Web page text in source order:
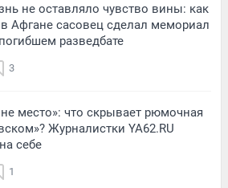
не оставляло чувство вины: как
Афгане сасовец сделал мемориал
разведбате
3
место»: что скрывает рюмочная
Журналистки YA62.RU
себе
1